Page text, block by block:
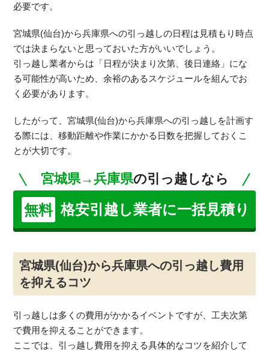
必要です。
宮城県(仙台)から兵庫県への引っ越しの日程は見積もり時点
では決まらないと思っておいた方がいいでしょう。
引っ越し業者からは「日程が決まり次第、後日連絡」にな
る可能性が高いため、余裕のあるスケジュールを組んでお
く必要があります。
したがって、宮城県(仙台)から兵庫県への引っ越しを計画す
る際には、移動距離や作業にかかる日数を把握しておくこ
とが大切です。
宮城県→兵庫県の引っ越しなら
無料 格安引越し業者に一括見積り
宮城県(仙台)から兵庫県への引っ越し費用
を抑えるコツ
引っ越しは多くの費用がかかるイベントですが、工夫次第
で費用を抑えることができます。
ここでは、引っ越し費用を抑える具体的なコツを紹介して